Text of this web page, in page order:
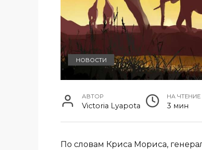
НОВОСТИ
АВТОР
Victoria Lyapota
НА ЧТЕНИЕ
3 мин
По словам Криса Мориса,